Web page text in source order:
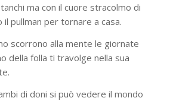
ma con il cuore stracolmo di
il pullman per tornare a casa.
scorrono alla mente le giornate
della folla ti travolge nella sua
di doni si può vedere il mondo